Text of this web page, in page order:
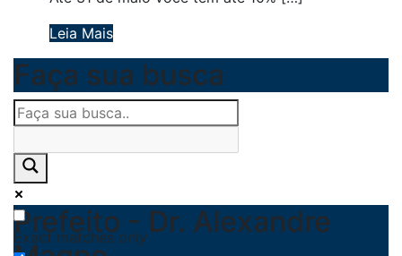
Leia Mais
Faça sua busca
Exact matches only
Prefeito - Dr. Alexandre